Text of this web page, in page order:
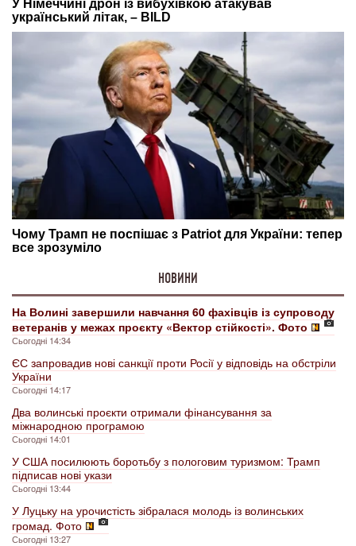
НОВИНИ
На Волині завершили навчання 60 фахівців із супроводу
ветеранів у межах проєкту «Вектор стійкості». Фото
Сьогодні 14:34
ЄС запровадив нові санкції проти Росії у відповідь на обстріли
України
Сьогодні 14:17
Два волинські проєкти отримали фінансування за
міжнародною програмою
Сьогодні 14:01
У США посилюють боротьбу з пологовим туризмом: Трамп
підписав нові укази
Сьогодні 13:44
У Луцьку на урочистість зібралася молодь із волинських
громад. Фото
Сьогодні 13:27